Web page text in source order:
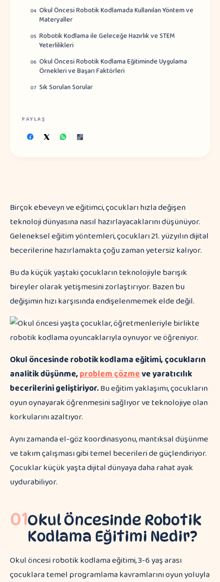
04 Okul Öncesi Robotik Kodlamada Kullanılan Yöntem ve
Materyaller
05 Robotik Kodlama ile Geleceğe Hazırlık ve STEM
Yeterlilikleri
06 Okul Öncesi Robotik Kodlama Eğitiminde Uygulama
Örnekleri ve Başarı Faktörleri
07 Sık Sorulan Sorular
PAYLAŞ
Birçok ebeveyn ve eğitimci, çocukları hızla değişen
teknoloji dünyasına nasıl hazırlayacaklarını düşünüyor.
Geleneksel eğitim yöntemleri, çocukları 21. yüzyılın dijital
becerilerine hazırlamakta çoğu zaman yetersiz kalıyor.
Bu da küçük yaştaki çocukların teknolojiyle barışık
bireyler olarak yetişmesini zorlaştırıyor. Bazen bu
değişimin hızı karşısında endişelenmemek elde değil.
Okul öncesinde robotik kodlama eğitimi, çocukların
analitik düşünme,problem çözmeve yaratıcılık
becerilerini geliştiriyor.Bu eğitim yaklaşımı, çocukların
oyun oynayarak öğrenmesini sağlıyor ve teknolojiye olan
korkularını azaltıyor.
Aynı zamanda el-göz koordinasyonu, mantıksal düşünme
ve takım çalışması gibi temel becerileri de güçlendiriyor.
Çocuklar küçük yaşta dijital dünyaya daha rahat ayak
uydurabiliyor.
01Okul Öncesinde Robotik
Kodlama Eğitimi Nedir?
Okul öncesi robotik kodlama eğitimi, 3-6 yaş arası
çocuklara temel programlama kavramlarını oyun yoluyla